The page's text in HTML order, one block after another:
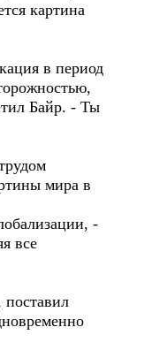
картина
в период
Байр. - Ты
мира в
-
все